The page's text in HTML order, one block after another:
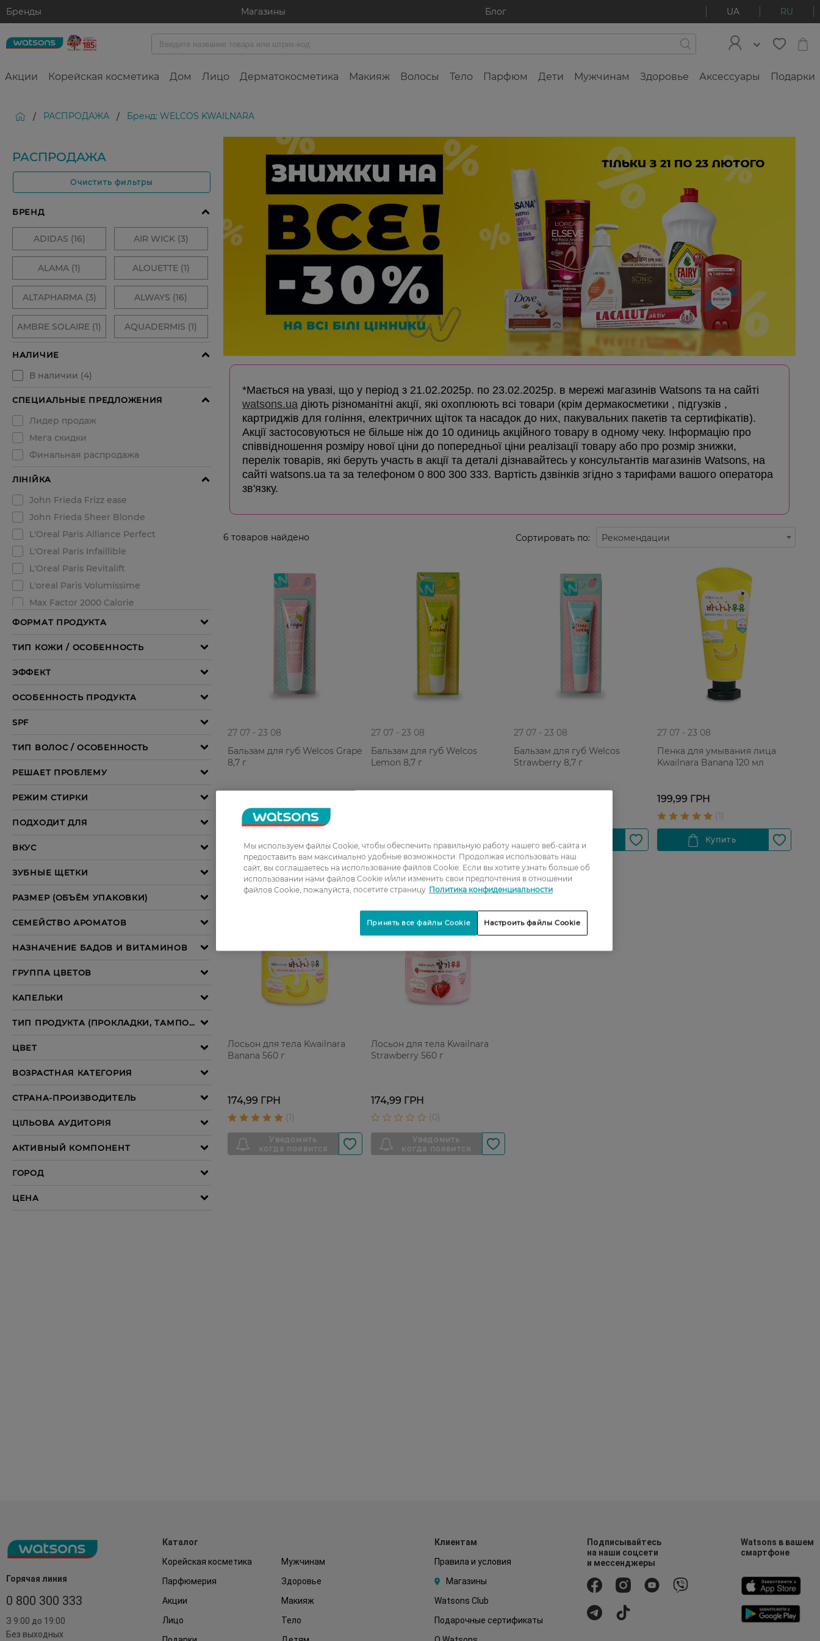
Бренды Магазины Блог UA RU
Акции Корейская косметика Дом Лицо Дерматокосметика Макияж Волосы Тело Парфюм Дети Мужчинам Здоровье Аксессуары Подарки
/ РАСПРОДАЖА / Бренд: WELCOS KWAILNARA
РАСПРОДАЖА
Очистить фильтры
*Мається на увазі, що у період з 21.02.2025р. по 23.02.2025р. в мережі магазинів Watsons та на сайті
watsons.ua діють різноманітні акції, які охоплюють всі товари (крім дермакосметики , підгузків ,
картриджів для гоління, електричних щіток та насадок до них, пакувальних пакетів та сертифікатів).
Акції застосовуються не більше ніж до 10 одиниць акційного товару в одному чеку. Інформацію про
співвідношення розміру нової ціни до попередньої ціни реалізації товару або про розмір знижки,
перелік товарів, які беруть участь в акції та деталі дізнавайтесь у консультантів магазинів Watsons, на
сайті watsons.ua та за телефоном 0 800 300 333. Вартість дзвінків згідно з тарифами вашого оператора
зв'язку.
6 товаров найдено Сортировать по: Рекомендации
27 07 - 23 08
Бальзам для губ Welcos Grape
8,7 г
27 07 - 23 08
Бальзам для губ Welcos
Lemon 8,7 г
27 07 - 23 08
Бальзам для губ Welcos
Strawberry 8,7 г
27 07 - 23 08
Пенка для умывания лица
Kwailnara Banana 120 мл
199,99 ГРН
Лосьон для тела Kwailnara
Banana 560 г
174,99 ГРН
Лосьон для тела Kwailnara
Strawberry 560 г
174,99 ГРН
Горячая линия
0 800 300 333
З 9:00 до 19:00
Без выходных
Каталог
Корейская косметика
Мужчинам
Парфюмерия
Здоровье
Акции
Макияж
Лицо
Тело
Клиентам
Правила и условия
Магазины
Watsons Club
Подарочные сертификаты
Подписывайтесь
на наши соцсети
и мессенджеры
Watsons в вашем
смартфоне
Мы используем файлы Cookie, чтобы обеспечить правильную работу нашего веб-сайта и
предоставить вам максимально удобные возможности. Продолжая использовать наш
сайт, вы соглашаетесь на использование файлов Cookie. Если вы хотите узнать больше об
использовании нами файлов Cookie и/или изменить свои предпочтения в отношении
файлов Cookie, пожалуйста, посетите страницу Политика конфиденциальности
Настроить файлы Cookie
Принять все файлы Cookie